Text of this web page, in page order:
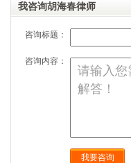
我咨询胡海春律师
咨询标题：
咨询内容：
我要咨询